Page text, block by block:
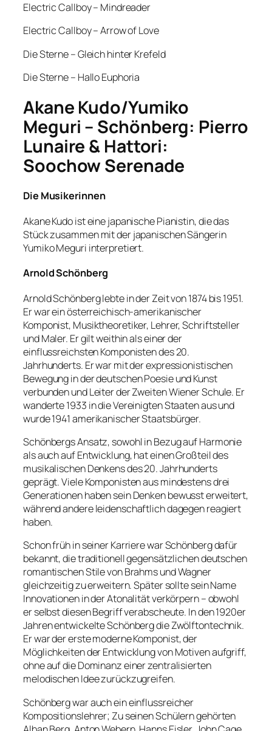
Electric Callboy – Mindreader
Electric Callboy – Arrow of Love
Die Sterne – Gleich hinter Krefeld
Die Sterne – Hallo Euphoria
Akane Kudo/Yumiko
Meguri – Schönberg: Pierro
Lunaire & Hattori:
Soochow Serenade
Die Musikerinnen
Akane Kudo ist eine japanische Pianistin, die das
Stück zusammen mit der japanischen Sängerin
Yumiko Meguri interpretiert.
Arnold Schönberg
Arnold Schönberg lebte in der Zeit von 1874 bis 1951.
Er war ein österreichisch-amerikanischer
Komponist, Musiktheoretiker, Lehrer, Schriftsteller
und Maler. Er gilt weithin als einer der
einflussreichsten Komponisten des 20.
Jahrhunderts. Er war mit der expressionistischen
Bewegung in der deutschen Poesie und Kunst
verbunden und Leiter der Zweiten Wiener Schule. Er
wanderte 1933 in die Vereinigten Staaten aus und
wurde 1941 amerikanischer Staatsbürger.
Schönbergs Ansatz, sowohl in Bezug auf Harmonie
als auch auf Entwicklung, hat einen Großteil des
musikalischen Denkens des 20. Jahrhunderts
geprägt. Viele Komponisten aus mindestens drei
Generationen haben sein Denken bewusst erweitert,
während andere leidenschaftlich dagegen reagiert
haben.
Schon früh in seiner Karriere war Schönberg dafür
bekannt, die traditionell gegensätzlichen deutschen
romantischen Stile von Brahms und Wagner
gleichzeitig zu erweitern. Später sollte sein Name
Innovationen in der Atonalität verkörpern – obwohl
er selbst diesen Begriff verabscheute. In den 1920er
Jahren entwickelte Schönberg die Zwölftontechnik.
Er war der erste moderne Komponist, der
Möglichkeiten der Entwicklung von Motiven aufgriff,
ohne auf die Dominanz einer zentralisierten
melodischen Idee zurückzugreifen.
Schönberg war auch ein einflussreicher
Kompositionslehrer; Zu seinen Schülern gehörten